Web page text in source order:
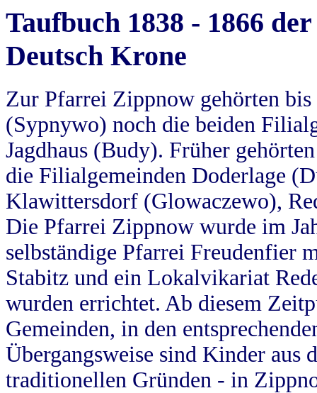
Taufbuch 1838 - 1866
Deutsch Krone
Zur Pfarrei Zippnow gehörten
(Sypnywo) noch die beiden
Jagdhaus (Budy). Früher
die Filialgemeinden Doderlage
Klawittersdorf (Glowaczewo),
Die Pfarrei Zippnow wurde im
selbständige Pfarrei Freudenfier
Stabitz und ein Lokalvikariat
wurden errichtet. Ab diesem
Gemeinden, in den
Übergangsweise sind Kinder aus
traditionellen Gründen - in